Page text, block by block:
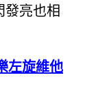
發亮也相
左旋維他